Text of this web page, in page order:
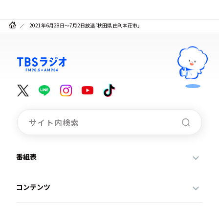
2021年6月28日～7月2日放送「秋田県 由利本荘市」
番組表
コンテンツ